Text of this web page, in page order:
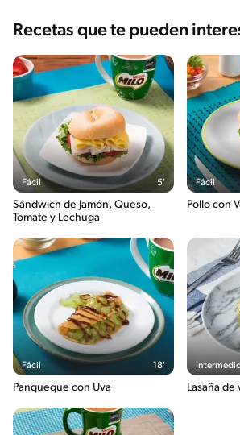
Recetas que te pueden
Fácil 5'
Sándwich de Jamón, Queso,
Tomate y Lechuga
Fácil
Pollo con
Fácil 18'
Panqueque con Uva Lasaña